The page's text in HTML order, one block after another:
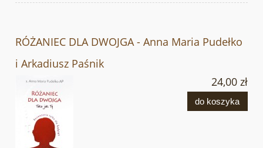
RÓŻANIEC DLA DWOJGA - Anna Maria Pudełko
i Arkadiusz Paśnik
24,00 zł
do koszyka